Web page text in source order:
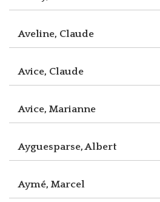
Aveline, Claude
Avice, Claude
Avice, Marianne
Ayguesparse, Albert
Aymé, Marcel